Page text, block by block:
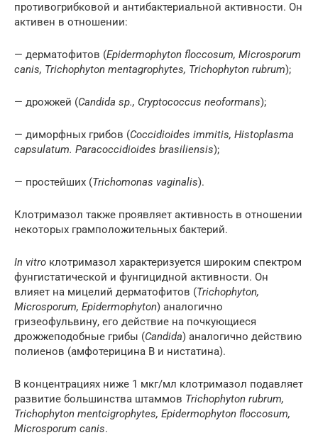
противогрибковой и антибактериальной активности. Он
активен в отношении:
— дерматофитов (Epidermophyton floccosum, Microsporum
canis, Trichophyton mentagrophytes, Trichophyton rubrum);
— дрожжей (Candida sp., Cryptococcus neoformans);
— диморфных грибов (Coccidioides immitis, Histoplasma
capsulatum. Paracoccidioides brasiliensis);
— простейших (Trichomonas vaginalis).
Клотримазол также проявляет активность в отношении
некоторых грамположительных бактерий.
In vitro клотримазол характеризуется широким спектром
фунгистатической и фунгицидной активности. Он
влияет на мицелий дерматофитов (Trichophyton,
Microsporum, Epidermophyton) аналогично
гризеофульвину, его действие на почкующиеся
дрожжеподобные грибы (Candida) аналогично действию
полиенов (амфотерицина В и нистатина).
В концентрациях ниже 1 мкг/мл клотримазол подавляет
развитие большинства штаммов Trichophyton rubrum,
Trichophyton mentcigrophytes, Epidermophyton floccosum,
Microsporum canis.